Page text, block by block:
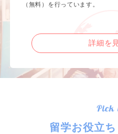
（無料）を行っています。
詳細を
Pick
留学お役立